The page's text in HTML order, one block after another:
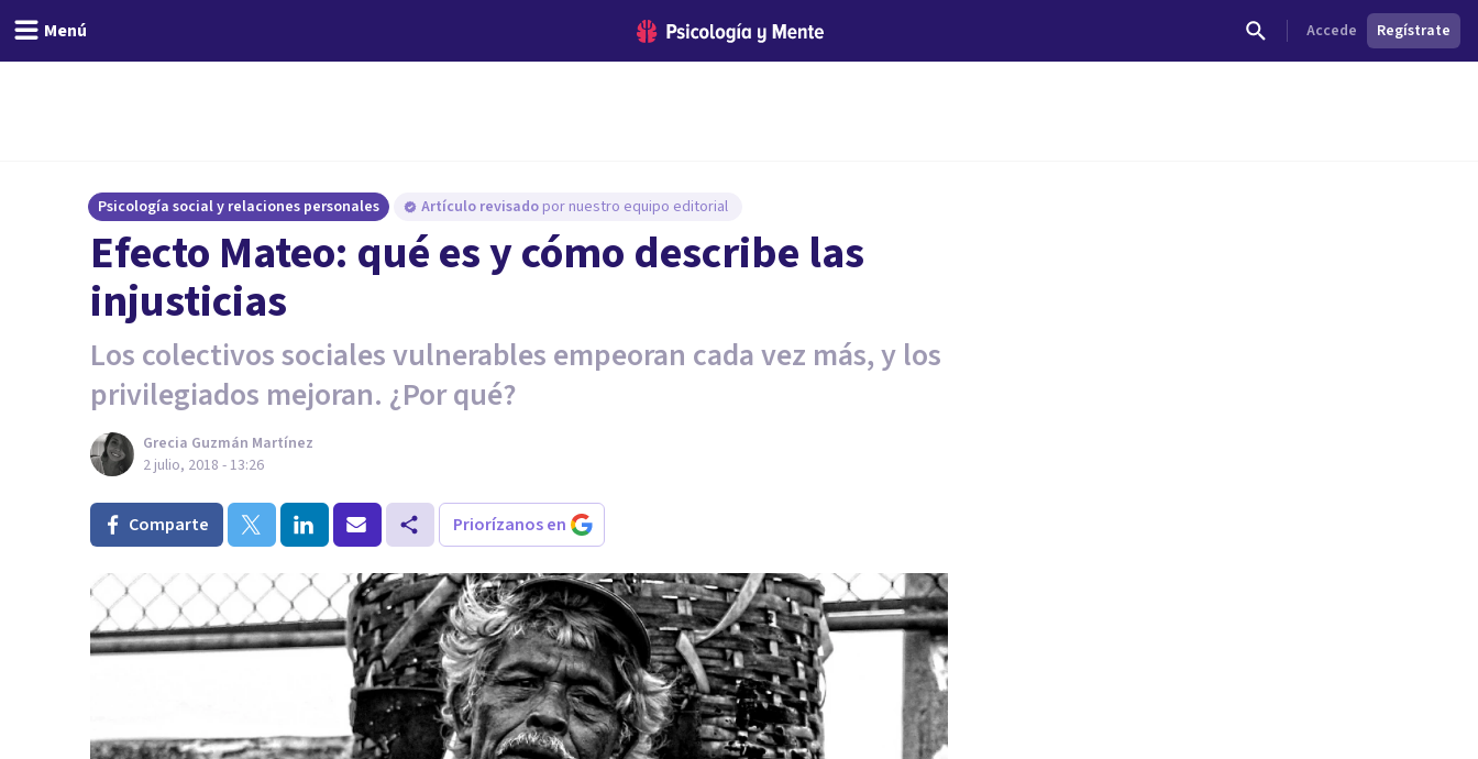
Menú Accede Regístrate
Psicología social y relaciones personales Artículo revisado por nuestro equipo editorial
Efecto Mateo: qué es y cómo describe las
injusticias
Los colectivos sociales vulnerables empeoran cada vez más, y los
privilegiados mejoran. ¿Por qué?
Grecia Guzmán Martínez
2 julio, 2018 - 13:26
Comparte Priorízanos en